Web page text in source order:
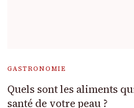
GASTRONOMIE
Quels sont les aliments
santé de votre peau ?